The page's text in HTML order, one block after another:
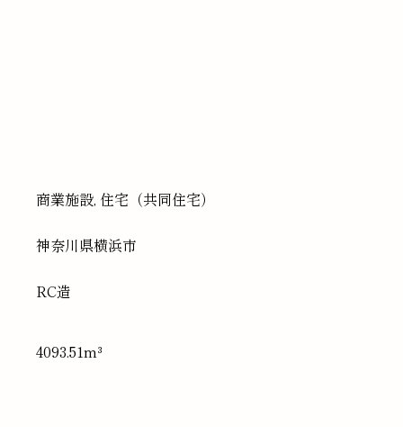
商業施設, 住宅（共同住宅）
神奈川県横浜市
RC造
4093.51m³